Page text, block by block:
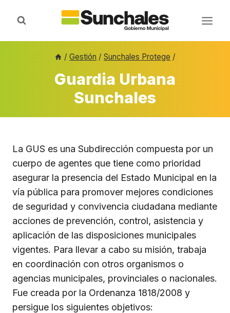
/ Gestión / Sunchales Protege /
Guardia Urbana
Sunchales
La GUS es una Subdirección compuesta por un
cuerpo de agentes que tiene como prioridad
asegurar la presencia del Estado Municipal en la
vía pública para promover mejores condiciones
de seguridad y convivencia ciudadana mediante
acciones de prevención, control, asistencia y
aplicación de las disposiciones municipales
vigentes. Para llevar a cabo su misión, trabaja
en coordinación con otros organismos o
agencias municipales, provinciales o nacionales.
Fue creada por la Ordenanza 1818/2008 y
persigue los siguientes objetivos: